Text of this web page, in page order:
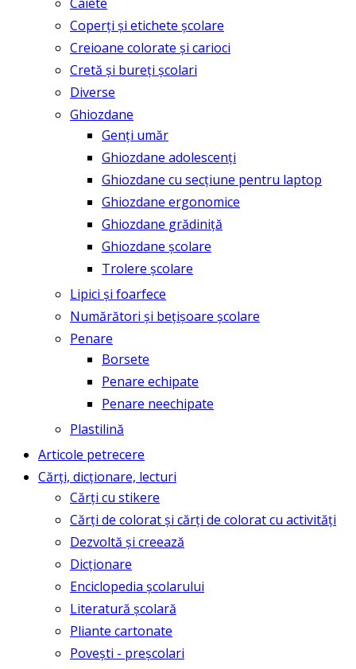
Coperți și etichete școlare
Creioane colorate și carioci
Cretă și bureți școlari
Diverse
Ghiozdane
Genți umăr
Ghiozdane adolescenți
Ghiozdane cu secțiune pentru laptop
Ghiozdane ergonomice
Ghiozdane grădiniță
Ghiozdane școlare
Trolere școlare
Lipici și foarfece
Numărători și bețișoare școlare
Penare
Borsete
Penare echipate
Penare neechipate
Plastilină
Articole petrecere
Cărți, dicționare, lecturi
Cărți cu stikere
Cărți de colorat și cărți de colorat cu activități
Dezvoltă și creează
Dicționare
Enciclopedia școlarului
Literatură școlară
Pliante cartonate
Povești - preșcolari